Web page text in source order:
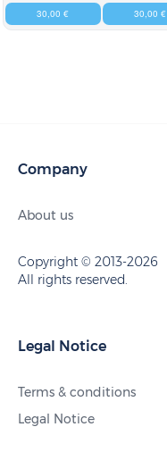
30,00 € 30,00 €
Company
About us
Copyright © 2013-2026
All rights reserved.
Legal Notice
Terms & conditions
Legal Notice